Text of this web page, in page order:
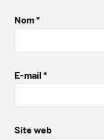
Nom*
E-mail *
Site web